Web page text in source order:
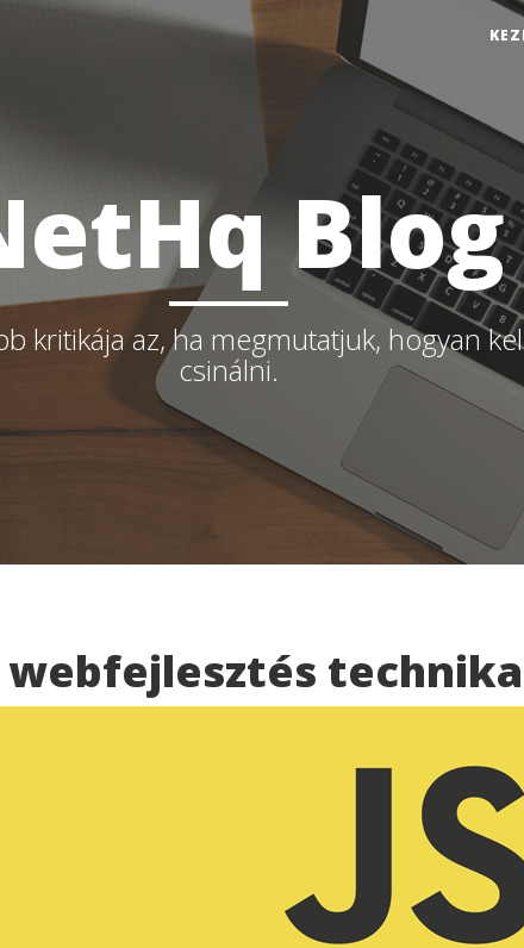
Blog
kritikája az, ha megmutatjuk, hogyan
csinálni.